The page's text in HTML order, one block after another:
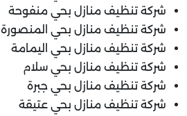
شركة تنظيف منازل بحي منفوحة
شركة تنظيف منازل بحي المنصورة
شركة تنظيف منازل بحي اليمامة
شركة تنظيف منازل بحي سلام
شركة تنظيف منازل بحي جبرة
شركة تنظيف منازل بحي عتيقة